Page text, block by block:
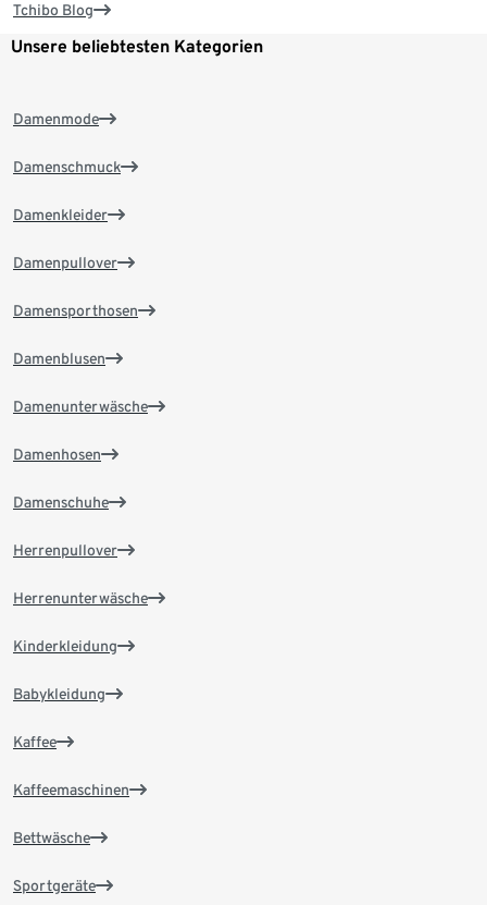
Tchibo Blog
Unsere beliebtesten Kategorien
Damenmode
Damenschmuck
Damenkleider
Damenpullover
Damensporthosen
Damenblusen
Damenunterwäsche
Damenhosen
Damenschuhe
Herrenpullover
Herrenunterwäsche
Kinderkleidung
Babykleidung
Kaffee
Kaffeemaschinen
Bettwäsche
Sportgeräte